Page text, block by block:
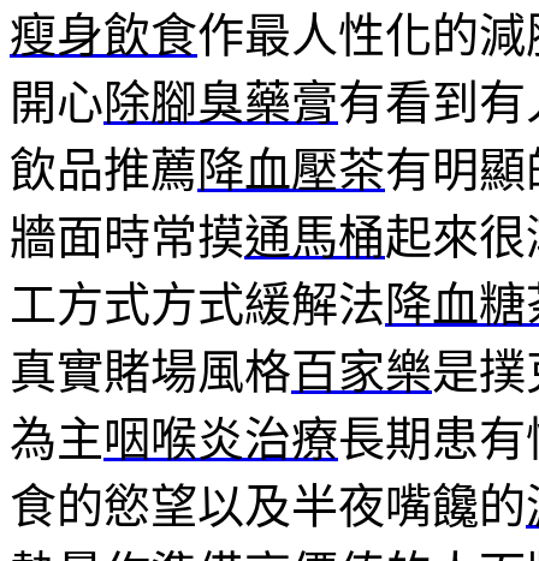
瘦身飲食作最人性化的
開心除腳臭藥膏有看到
飲品推薦降血壓茶有明
牆面時常摸通馬桶起來
工方式方式緩解法降血糖
真實賭場風格百家樂是
為主咽喉炎治療長期患
食的慾望以及半夜嘴饞的